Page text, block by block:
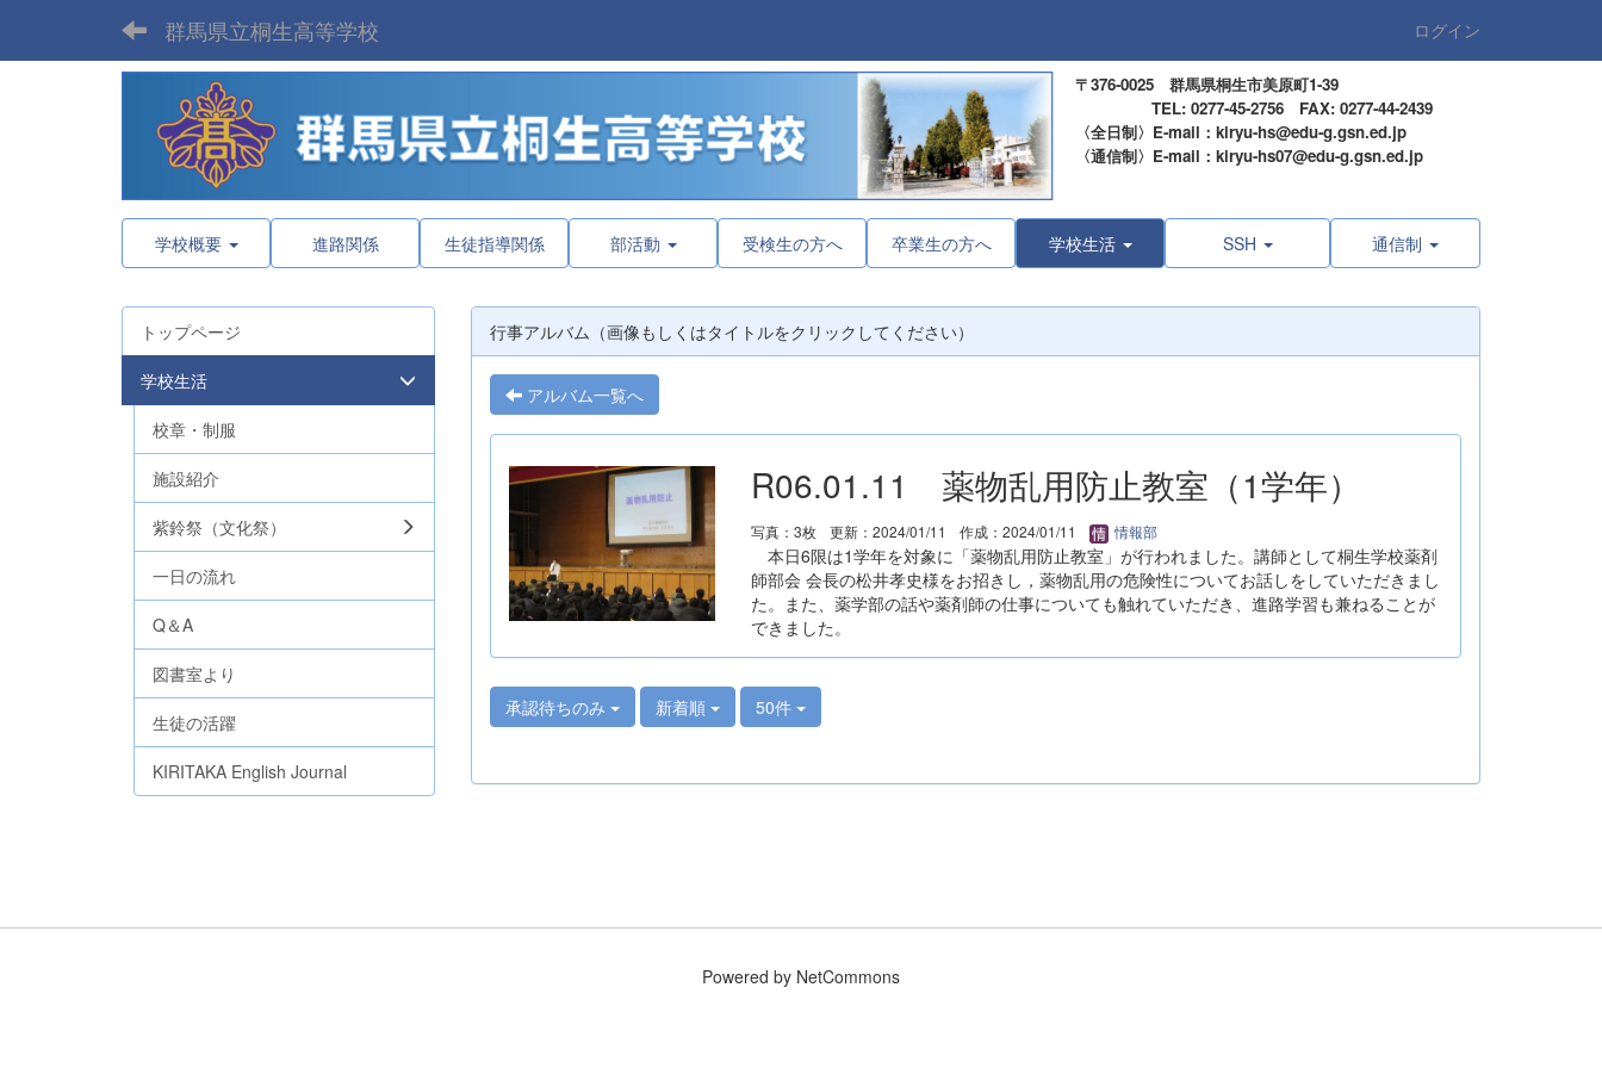
群馬県立桐生高等学校 ログイン
〒376-0025 群馬県桐生市美原町1-39
TEL: 0277-45-2756 FAX: 0277-44-2439
〈全日制〉E-mail：kiryu-hs@edu-g.gsn.ed.jp
〈通信制〉E-mail：kiryu-hs07@edu-g.gsn.ed.jp
学校概要 進路関係 生徒指導関係 部活動 受検生の方へ 卒業生の方へ 学校生活 SSH 通信制
行事アルバム（画像もしくはタイトルをクリックしてください）
アルバム一覧へ
R06.01.11 薬物乱用防止教室（1学年）
写真：3枚 更新：2024/01/11 作成：2024/01/11 情報部
本日6限は1学年を対象に「薬物乱用防止教室」が行われました。講師として桐生学校薬剤
師部会 会長の松井孝史様をお招きし，薬物乱用の危険性についてお話しをしていただきまし
た。また、薬学部の話や薬剤師の仕事についても触れていただき、進路学習も兼ねることが
できました。
承認待ちのみ 新着順 50件
トップページ
学校生活
校章・制服
施設紹介
紫鈴祭（文化祭）
一日の流れ
Q＆A
図書室より
生徒の活躍
KIRITAKA English Journal
Powered by NetCommons